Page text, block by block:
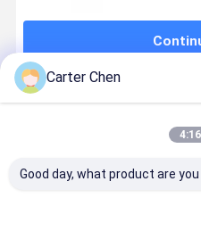
Produits Recommandés
Carter Chen
Good day, what product are